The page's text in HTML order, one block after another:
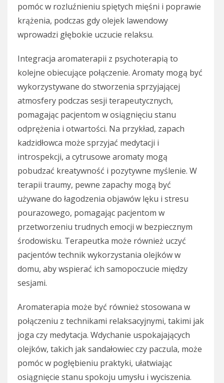
pomóc w rozluźnieniu spiętych mięśni i poprawie
krążenia, podczas gdy olejek lawendowy
wprowadzi głębokie uczucie relaksu.
Integracja aromaterapii z psychoterapią to
kolejne obiecujące połączenie. Aromaty mogą być
wykorzystywane do stworzenia sprzyjającej
atmosfery podczas sesji terapeutycznych,
pomagając pacjentom w osiągnięciu stanu
odprężenia i otwartości. Na przykład, zapach
kadzidłowca może sprzyjać medytacji i
introspekcji, a cytrusowe aromaty mogą
pobudzać kreatywność i pozytywne myślenie. W
terapii traumy, pewne zapachy mogą być
używane do łagodzenia objawów lęku i stresu
pourazowego, pomagając pacjentom w
przetworzeniu trudnych emocji w bezpiecznym
środowisku. Terapeutka może również uczyć
pacjentów technik wykorzystania olejków w
domu, aby wspierać ich samopoczucie między
sesjami.
Aromaterapia może być również stosowana w
połączeniu z technikami relaksacyjnymi, takimi jak
joga czy medytacja. Wdychanie uspokajających
olejków, takich jak sandałowiec czy paczula, może
pomóc w pogłębieniu praktyki, ułatwiając
osiągnięcie stanu spokoju umysłu i wyciszenia.